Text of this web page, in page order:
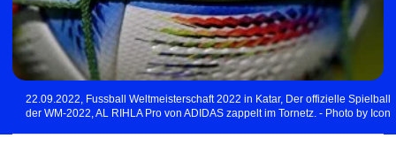
22.09.2022, Fussball Weltmeisterschaft 2022 in Katar, Der offizielle Spielball
der WM-2022, AL RIHLA Pro von ADIDAS zappelt im Tornetz. - Photo by Icon